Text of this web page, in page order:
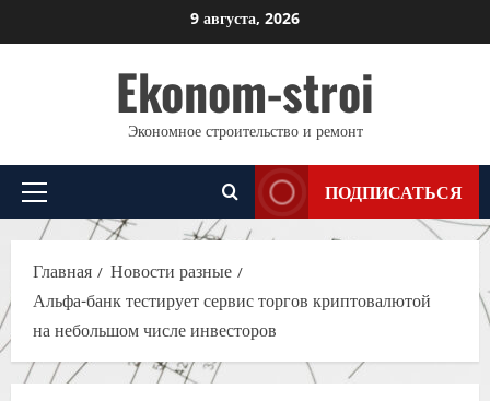
к
9 августа, 2026
Ekonom-stroi
Экономное строительство и ремонт
Основное
меню
ПОДПИСАТЬСЯ
Главная
Новости разные
Альфа-банк тестирует сервис торгов криптовалютой
на небольшом числе инвесторов